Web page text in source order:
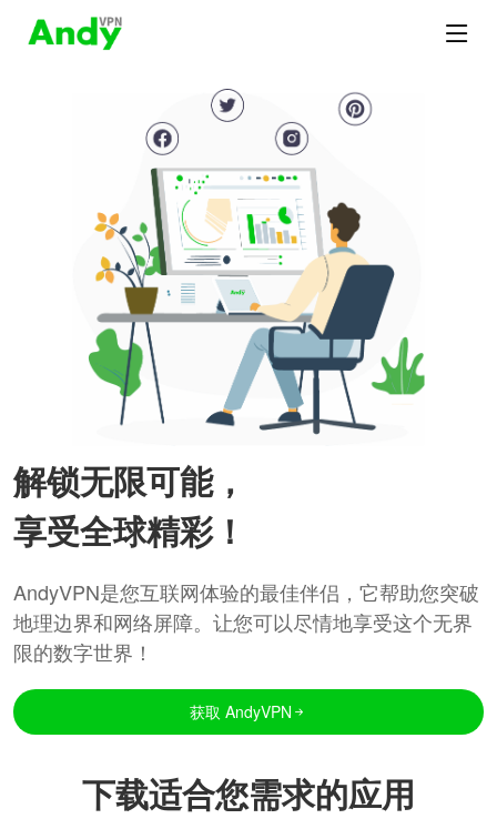
解锁无限可能，
享受全球精彩！
AndyVPN是您互联网体验的最佳伴侣，它帮助您突破
地理边界和网络屏障。让您可以尽情地享受这个无界
限的数字世界！
获取 AndyVPN
下载适合您需求的应用